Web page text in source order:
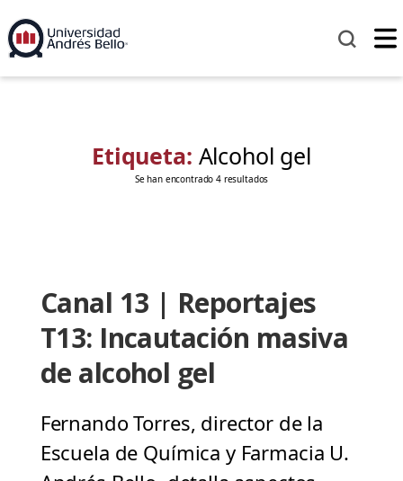
Etiqueta: Alcohol gel
Se han encontrado 4 resultados
Canal 13 | Reportajes
T13: Incautación masiva
de alcohol gel
Fernando Torres, director de la
Escuela de Química y Farmacia U.